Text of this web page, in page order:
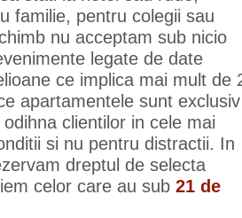
familie, pentru colegii sau
nu acceptam sub nicio
legate de date
ce implica mai mult de
apartamentele sunt exclusiv
clientilor in cele mai
si nu pentru distractii. In
dreptul de selecta
celor care au sub 21 de